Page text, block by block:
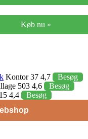
Køb nu »
Kontor 37 4,7
Besøg
503 4,6
Besøg
4,4
Besøg